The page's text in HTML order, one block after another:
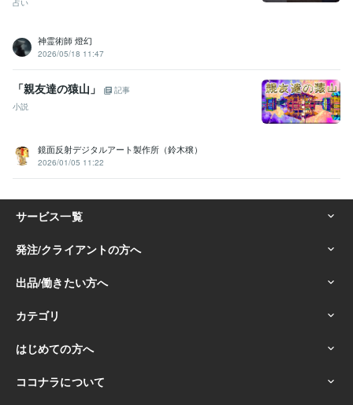
占い
神霊術師 燈幻
2026/05/18 11:47
「親友達の猿山」
記事
小説
鏡面反射デジタルアート製作所（鈴木穣）
2026/01/05 11:22